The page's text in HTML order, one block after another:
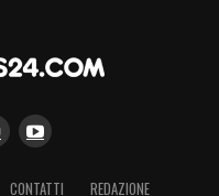
TOP NEWS
CONTATTI REDAZIONE